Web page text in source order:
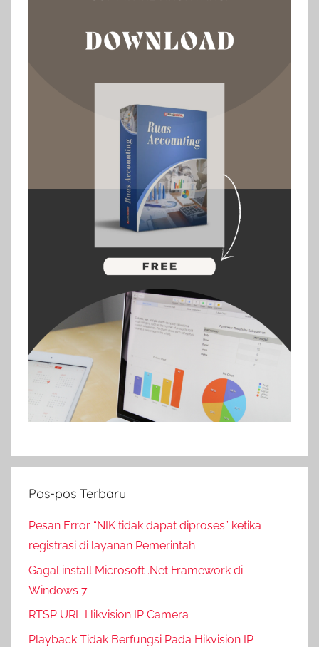
Pos-pos Terbaru
Pesan Error “NIK tidak dapat diproses” ketika
registrasi di layanan Pemerintah
Gagal install Microsoft .Net Framework di
Windows 7
RTSP URL Hikvision IP Camera
Playback Tidak Berfungsi Pada Hikvision IP